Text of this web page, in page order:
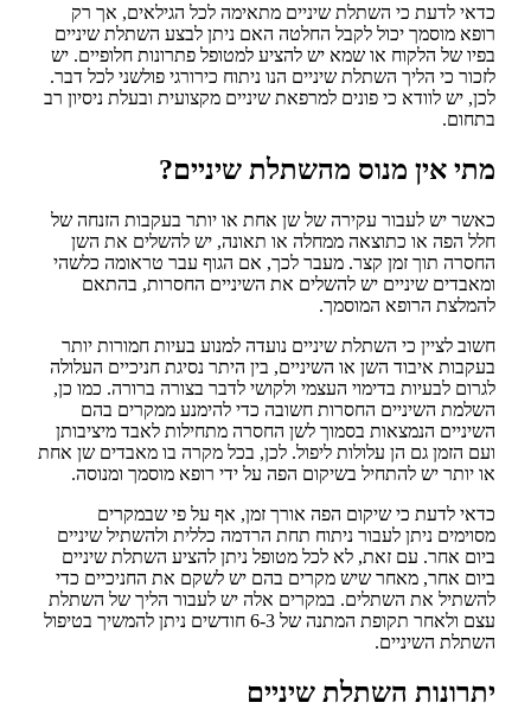
כדאי לדעת כי השתלת שיניים מתאימה לכל הגילאים, אך רק
רופא מוסמך יכול לקבל החלטה האם ניתן לבצע השתלת שיניים
בפיו של הלקוח או שמא יש להציע למטופל פתרונות חלופיים. יש
לזכור כי הליך השתלת שיניים הנו ניתוח כירורגי פולשני לכל דבר.
לכן, יש לוודא כי פונים למרפאת שיניים מקצועית ובעלת ניסיון רב
בתחום.
מתי אין מנוס מהשתלת שיניים?
כאשר יש לעבור עקירה של שן אחת או יותר בעקבות הזנחה של
חלל הפה או כתוצאה ממחלה או תאונה, יש להשלים את השן
החסרה תוך זמן קצר. מעבר לכך, אם הגוף עבר טראומה כלשהי
ומאבדים שיניים יש להשלים את השיניים החסרות, בהתאם
להמלצת הרופא המוסמך.
חשוב לציין כי השתלת שיניים נועדה למנוע בעיות חמורות יותר
בעקבות איבוד השן או השיניים, בין היתר נסיגת חניכיים העלולה
לגרום לבעיות בדימוי העצמי ולקושי לדבר בצורה ברורה. כמו כן,
השלמת השיניים החסרות חשובה כדי להימנע ממקרים בהם
השיניים הנמצאות בסמוך לשן החסרה מתחילות לאבד מיציבותן
ועם הזמן גם הן עלולות ליפול. לכן, בכל מקרה בו מאבדים שן אחת
או יותר יש להתחיל בשיקום הפה על ידי רופא מוסמך ומנוסה.
כדאי לדעת כי שיקום הפה אורך זמן, אף על פי שבמקרים
מסוימים ניתן לעבור ניתוח תחת הרדמה כללית ולהשתיל שיניים
ביום אחר. עם זאת, לא לכל מטופל ניתן להציע השתלת שיניים
ביום אחר, מאחר שיש מקרים בהם יש לשקם את החניכיים כדי
להשתיל את השתלים. במקרים אלה יש לעבור הליך של השתלת
עצם ולאחר תקופת המתנה של 6-3 חודשים ניתן להמשיך בטיפול
השתלת השיניים.
יתרונות השתלת שיניים